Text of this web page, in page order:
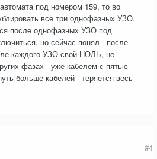
под номером 159, то во
все три однофазных УЗО.
после однофазных УЗО под
но сейчас понял - после
каждого УЗО свой НОЛЬ, не
фазах - уже кабелем с пятью
больше кабелей - теряется весь
#4